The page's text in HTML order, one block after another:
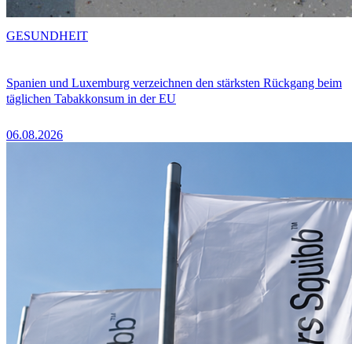
Spanien und Luxemburg verzeichnen den stärksten Rückgang beim
täglichen Tabakkonsum in der EU
06.08.2026
GESUNDHEIT